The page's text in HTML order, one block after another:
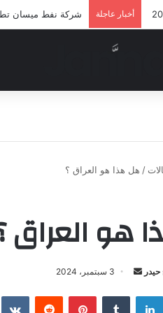
أخبار عاجلة شركة نفط ميسان تطلق
/ هل هذا هو العراق ؟
هو العراق
أرسل
إلكترونيا
3 سبتمبر، 2024
لينكدإن بينتيريست